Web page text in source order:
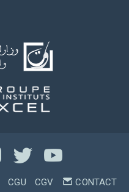
CGU CGV CONTACT